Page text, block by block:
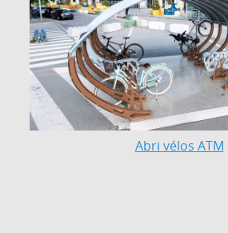
Abri vélos ATM